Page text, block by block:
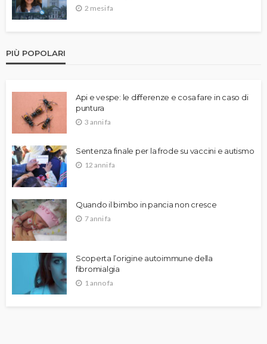
2 mesi fa
PIÙ POPOLARI
Api e vespe: le differenze e cosa fare in caso di
puntura
3 anni fa
Sentenza finale per la frode su vaccini e autismo
12 anni fa
Quando il bimbo in pancia non cresce
7 anni fa
Scoperta l’origine autoimmune della
fibromialgia
1 anno fa